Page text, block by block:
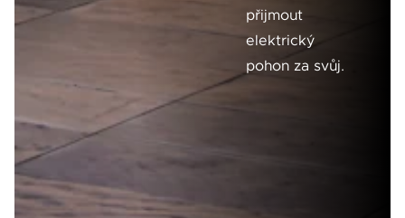
přijmout
elektrický
pohon za svůj.